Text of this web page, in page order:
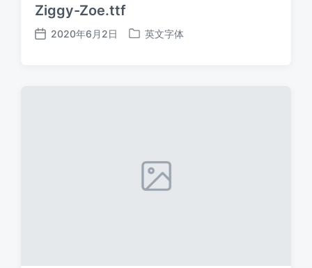
Ziggy-Zoe.ttf
发
2020年6月2日
发
英文字体